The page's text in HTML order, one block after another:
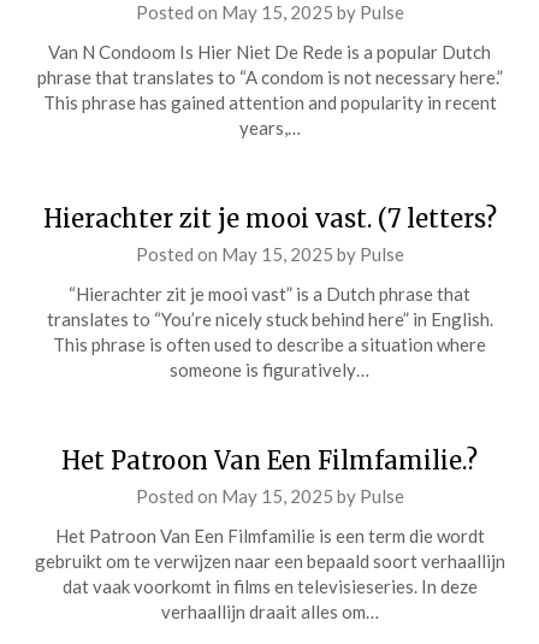
Posted on May 15, 2025 by Pulse
Van N Condoom Is Hier Niet De Rede is a popular Dutch
phrase that translates to “A condom is not necessary here.”
This phrase has gained attention and popularity in recent
years,…
Hierachter zit je mooi vast. (7 letters?
Posted on May 15, 2025 by Pulse
“Hierachter zit je mooi vast” is a Dutch phrase that
translates to “You’re nicely stuck behind here” in English.
This phrase is often used to describe a situation where
someone is figuratively…
Het Patroon Van Een Filmfamilie.?
Posted on May 15, 2025 by Pulse
Het Patroon Van Een Filmfamilie is een term die wordt
gebruikt om te verwijzen naar een bepaald soort verhaallijn
dat vaak voorkomt in films en televisieseries. In deze
verhaallijn draait alles om…